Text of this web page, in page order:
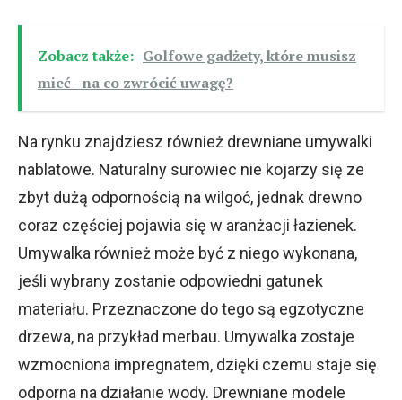
Zobacz także: Golfowe gadżety, które musisz
mieć - na co zwrócić uwagę?
Na rynku znajdziesz również drewniane umywalki
nablatowe. Naturalny surowiec nie kojarzy się ze
zbyt dużą odpornością na wilgoć, jednak drewno
coraz częściej pojawia się w aranżacji łazienek.
Umywalka również może być z niego wykonana,
jeśli wybrany zostanie odpowiedni gatunek
materiału. Przeznaczone do tego są egzotyczne
drzewa, na przykład merbau. Umywalka zostaje
wzmocniona impregnatem, dzięki czemu staje się
odporna na działanie wody. Drewniane modele